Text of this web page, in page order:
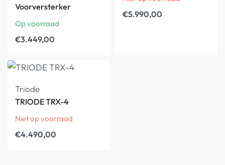
Voorversterker
Op voorraad
€3.449,00
€5.990,00
Triode
TRIODE TRX-4
Niet op voorraad
€4.490,00